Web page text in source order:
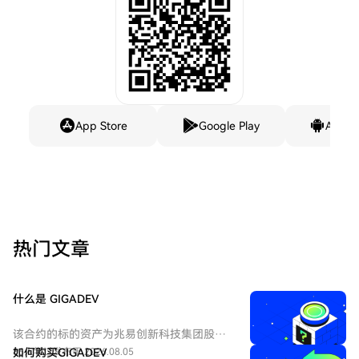
App Store Google Play
热门文章
什么是 GIGADEV
该合约的标的资产为兆易创新科技集团股份
有限公司 - H股（HKEX：3986）。兆易创新
86人学过发布于 2026.08.05
如何购买GIGADEV